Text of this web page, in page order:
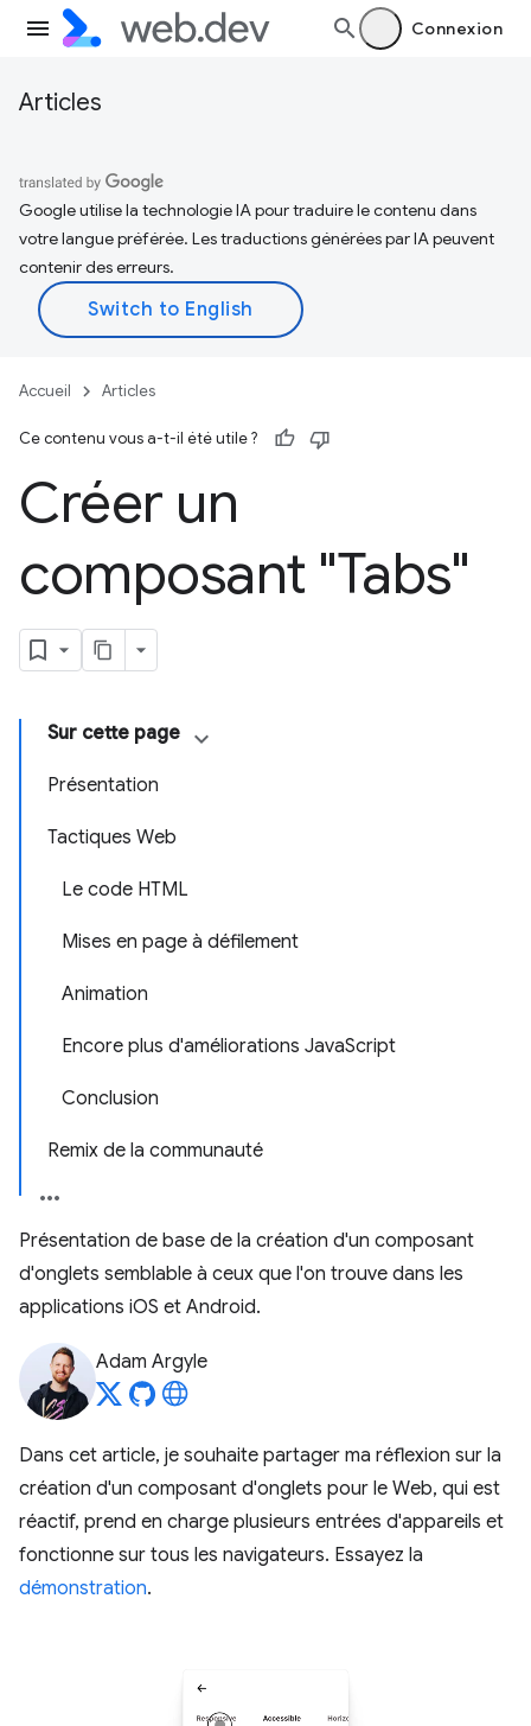
Connexion
Articles
Google utilise la technologie IA pour traduire le contenu dans
votre langue préférée. Les traductions générées par IA peuvent
contenir des erreurs.
Accueil Articles
Ce contenu vous a-t-il été utile ?
Créer un
composant "Tabs"
Sur cette page
Présentation
Tactiques Web
Le code HTML
Mises en page à défilement
Animation
Encore plus d'améliorations JavaScript
Conclusion
Remix de la communauté
Présentation de base de la création d'un composant
d'onglets semblable à ceux que l'on trouve dans les
applications iOS et Android.
Adam Argyle
Dans cet article, je souhaite partager ma réflexion sur la
création d'un composant d'onglets pour le Web, qui est
réactif, prend en charge plusieurs entrées d'appareils et
fonctionne sur tous les navigateurs. Essayez la
démonstration.